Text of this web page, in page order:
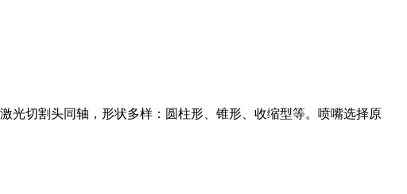
光切割头同轴，形状多样：圆柱形、锥形、收缩型等。喷嘴选择原